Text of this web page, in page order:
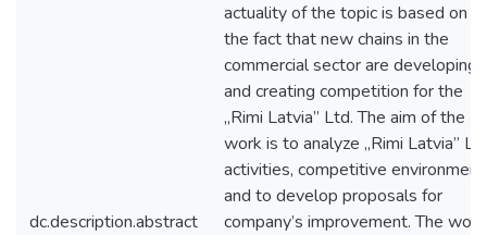
dc.description.abstract
actuality of the topic is based on
the fact that new chains in the
commercial sector are developing
and creating competition for the
„Rimi Latvia” Ltd. The aim of the
work is to analyze „Rimi Latvia”
activities, competitive environment,
and to develop proposals for
company’s improvement. The work